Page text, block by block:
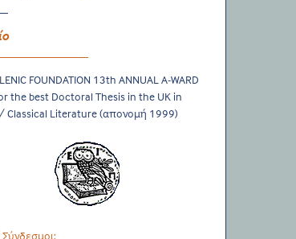
FOUNDATION 13th ANNUAL A-WARD
the best Doctoral Thesis in the UK in
Classical Literature (απονομή 1999)
Σύνδεσμοι: